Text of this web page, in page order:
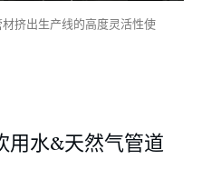
挤出生产线的高度灵活性使
用水&天然气管道